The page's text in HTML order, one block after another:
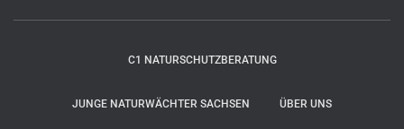
c
C1 NATURSCHUTZBERATUNG
JUNGE NATURWÄCHTER SACHSEN ÜBER UNS